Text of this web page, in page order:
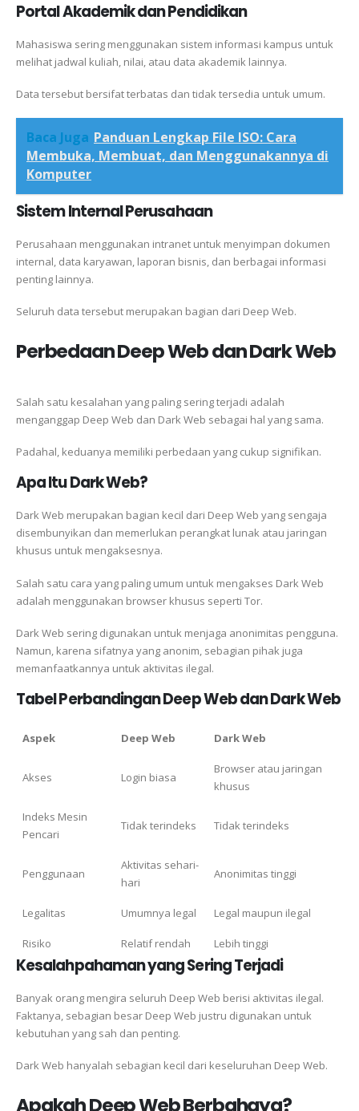
Portal Akademik dan Pendidikan
Mahasiswa sering menggunakan sistem informasi kampus untuk
melihat jadwal kuliah, nilai, atau data akademik lainnya.
Data tersebut bersifat terbatas dan tidak tersedia untuk umum.
Baca Juga Panduan Lengkap File ISO: Cara
Membuka, Membuat, dan Menggunakannya di
Komputer
Sistem Internal Perusahaan
Perusahaan menggunakan intranet untuk menyimpan dokumen
internal, data karyawan, laporan bisnis, dan berbagai informasi
penting lainnya.
Seluruh data tersebut merupakan bagian dari Deep Web.
Perbedaan Deep Web dan Dark Web
Salah satu kesalahan yang paling sering terjadi adalah
menganggap Deep Web dan Dark Web sebagai hal yang sama.
Padahal, keduanya memiliki perbedaan yang cukup signifikan.
Apa Itu Dark Web?
Dark Web merupakan bagian kecil dari Deep Web yang sengaja
disembunyikan dan memerlukan perangkat lunak atau jaringan
khusus untuk mengaksesnya.
Salah satu cara yang paling umum untuk mengakses Dark Web
adalah menggunakan browser khusus seperti Tor.
Dark Web sering digunakan untuk menjaga anonimitas pengguna.
Namun, karena sifatnya yang anonim, sebagian pihak juga
memanfaatkannya untuk aktivitas ilegal.
Tabel Perbandingan Deep Web dan Dark Web
Aspek Deep Web Dark Web
Akses Login biasa
Browser atau jaringan
khusus
Indeks Mesin
Pencari
Tidak terindeks Tidak terindeks
Penggunaan
Aktivitas sehari-
hari
Anonimitas tinggi
Legalitas Umumnya legal Legal maupun ilegal
Risiko Relatif rendah Lebih tinggi
Kesalahpahaman yang Sering Terjadi
Banyak orang mengira seluruh Deep Web berisi aktivitas ilegal.
Faktanya, sebagian besar Deep Web justru digunakan untuk
kebutuhan yang sah dan penting.
Dark Web hanyalah sebagian kecil dari keseluruhan Deep Web.
Apakah Deep Web Berbahaya?